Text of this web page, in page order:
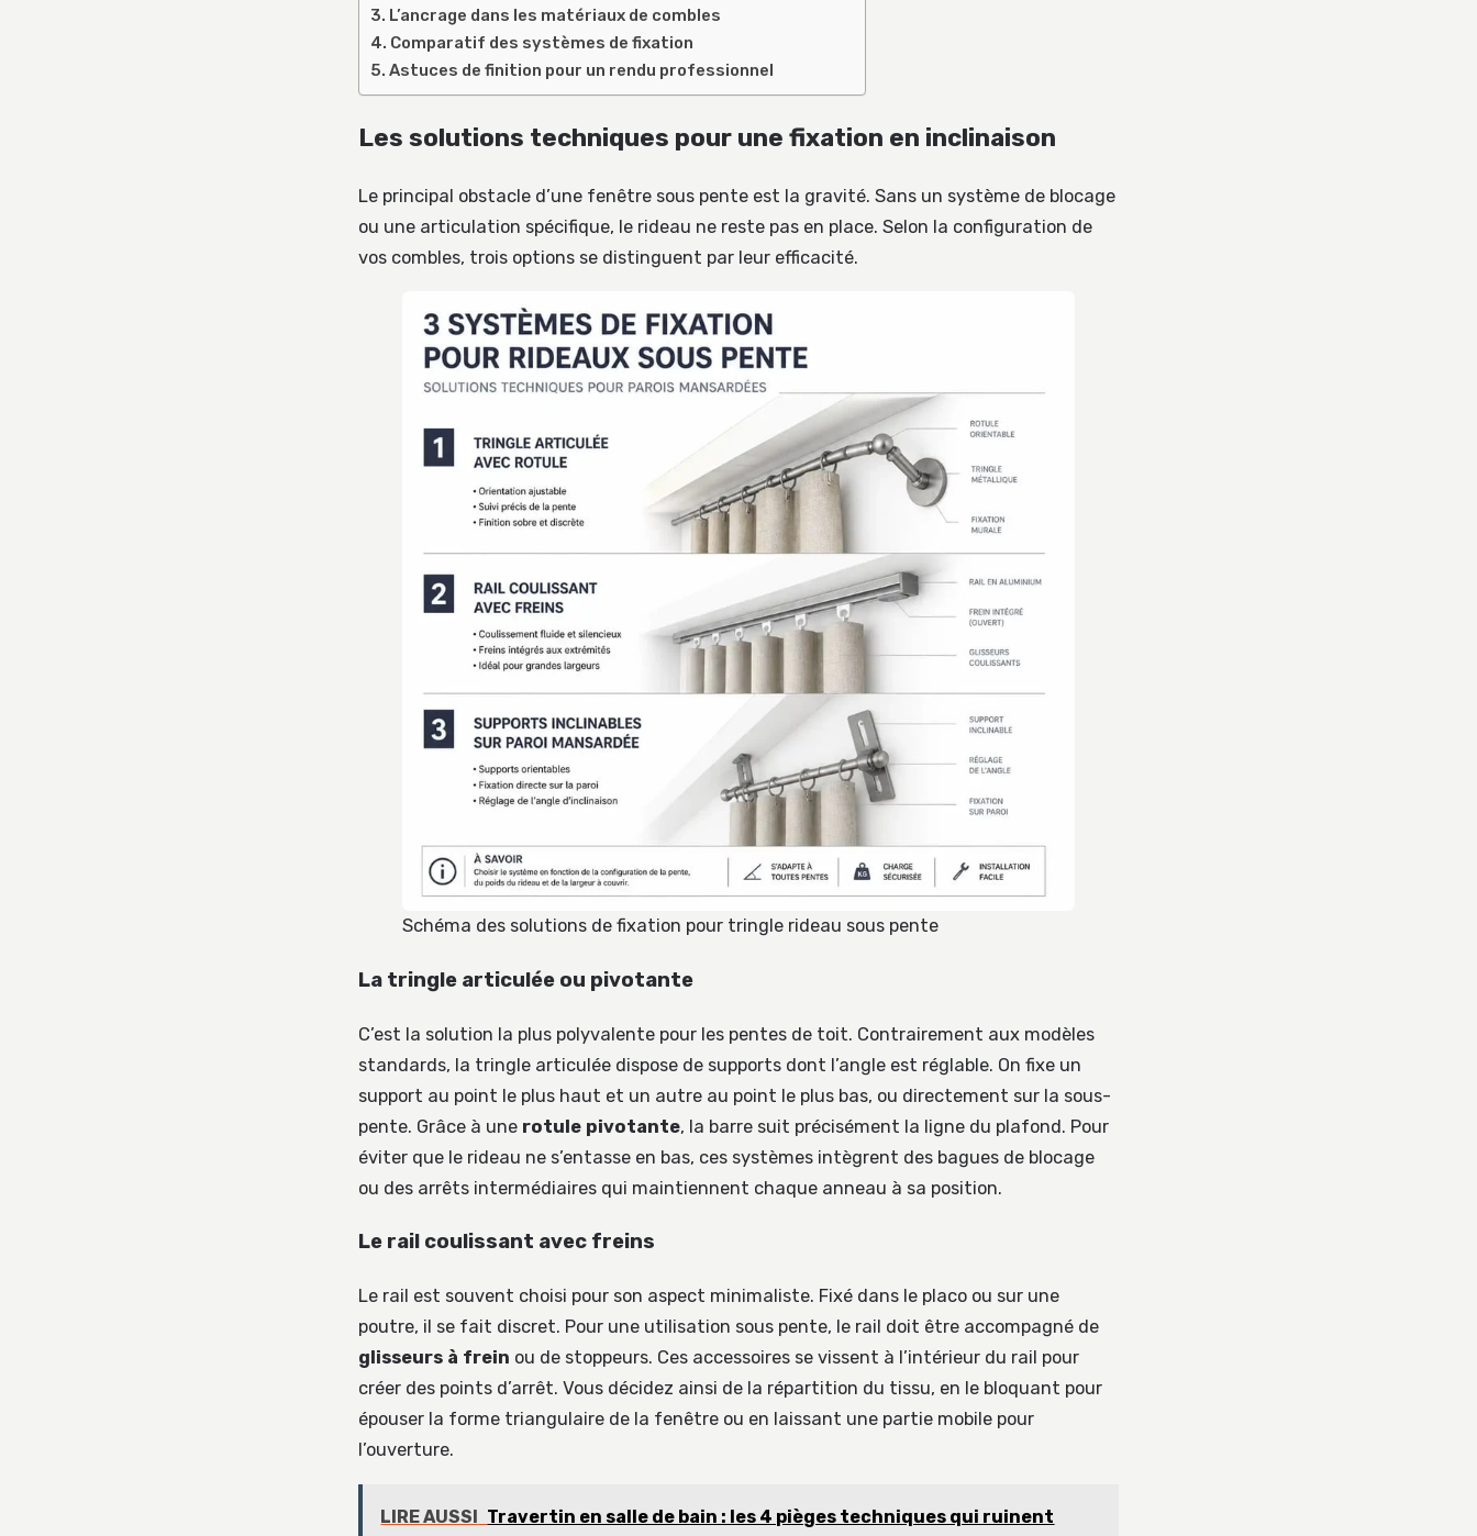
L’ancrage dans les matériaux de combles
Comparatif des systèmes de fixation
Astuces de finition pour un rendu professionnel
Les solutions techniques pour une fixation en inclinaison
Le principal obstacle d’une fenêtre sous pente est la gravité. Sans un système de blocage
ou une articulation spécifique, le rideau ne reste pas en place. Selon la configuration de
vos combles, trois options se distinguent par leur efficacité.
Schéma des solutions de fixation pour tringle rideau sous pente
La tringle articulée ou pivotante
C’est la solution la plus polyvalente pour les pentes de toit. Contrairement aux modèles
standards, la tringle articulée dispose de supports dont l’angle est réglable. On fixe un
support au point le plus haut et un autre au point le plus bas, ou directement sur la sous-
pente. Grâce à une rotule pivotante, la barre suit précisément la ligne du plafond. Pour
éviter que le rideau ne s’entasse en bas, ces systèmes intègrent des bagues de blocage
ou des arrêts intermédiaires qui maintiennent chaque anneau à sa position.
Le rail coulissant avec freins
Le rail est souvent choisi pour son aspect minimaliste. Fixé dans le placo ou sur une
poutre, il se fait discret. Pour une utilisation sous pente, le rail doit être accompagné de
glisseurs à frein ou de stoppeurs. Ces accessoires se vissent à l’intérieur du rail pour
créer des points d’arrêt. Vous décidez ainsi de la répartition du tissu, en le bloquant pour
épouser la forme triangulaire de la fenêtre ou en laissant une partie mobile pour
l’ouverture.
LIRE AUSSI
Travertin en salle de bain : les 4 pièges techniques qui ruinent